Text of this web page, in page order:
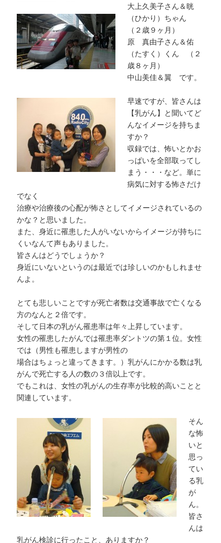
大上久美子さん＆晄
（ひかり）ちゃん
（２歳９ヶ月）
原 真由子さん＆佑
（たすく）くん （２
歳８ヶ月）
中山美佳＆翼 です。
早速ですが、皆さんは
【乳がん】と聞いてど
んなイメージを持ちま
すか？
収録では、怖いとかお
っぱいを全部取ってし
まう・・・など。単に
病気に対する怖さだけ
でなく
治療や治療後の心配が怖さとしてイメージされているの
かな？と思いました。
また、身近に罹患した人がいないからイメージが持ちに
くいなんて声もありました。
皆さんはどうでしょうか？
身近にいないというのは最近では珍しいのかもしれませ
んよ。
とても悲しいことですが死亡者数は交通事故で亡くなる
方のなんと２倍です。
そして日本の乳がん罹患率は年々上昇しています。
女性の罹患したがんでは罹患率ダントツの第１位。女性
では（男性も罹患しますが男性の
場合はちょっと違ってきます。）乳がんにかかる数は乳
がんで死亡する人の数の３倍以上です。
でもこれは、女性の乳がんの生存率が比較的高いことと
関連しています。
そん
な怖
いと
思っ
てい
る乳
が
ん。
皆さ
んは
乳がん検診に行ったこと、ありますか？